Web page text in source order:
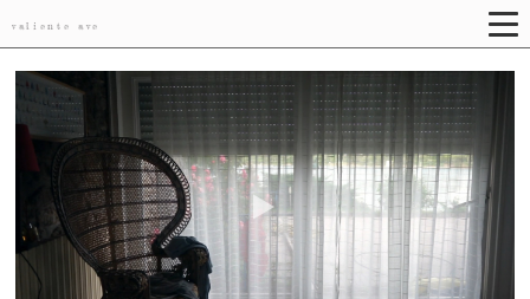
valiente ave